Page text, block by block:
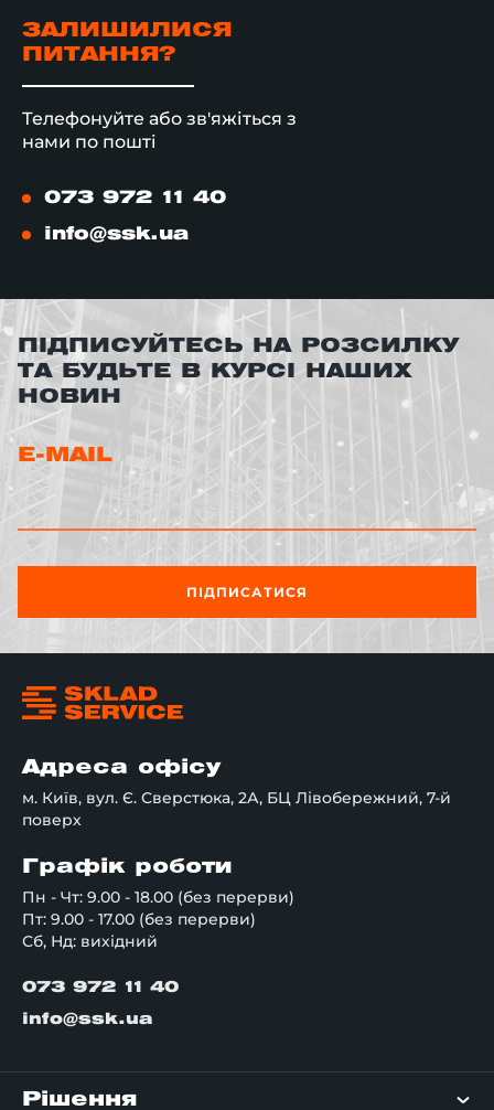
ЗАЛИШИЛИСЯ
ПИТАННЯ?
Телефонуйте або зв'яжіться з
нами по пошті
073 972 11 40
info@ssk.ua
ПІДПИСУЙТЕСЬ НА РОЗСИЛКУ
ТА БУДЬТЕ В КУРСІ НАШИХ
НОВИН
E-MAIL
ПІДПИСАТИСЯ
Адреса офісу
м. Київ, вул. Є. Сверстюка, 2А, БЦ Лівобережний, 7-й
поверх
Графік роботи
Пн - Чт: 9.00 - 18.00 (без перерви)
Пт: 9.00 - 17.00 (без перерви)
Сб, Нд: вихідний
073 972 11 40
info@ssk.ua
Рішення